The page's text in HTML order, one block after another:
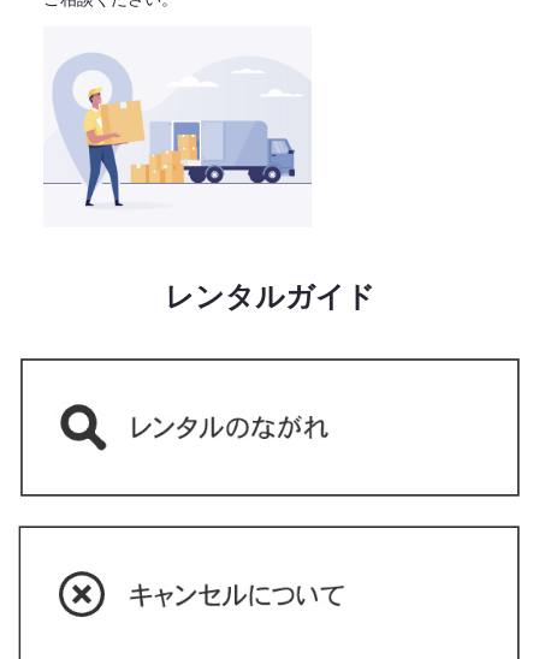
レンタルガイド